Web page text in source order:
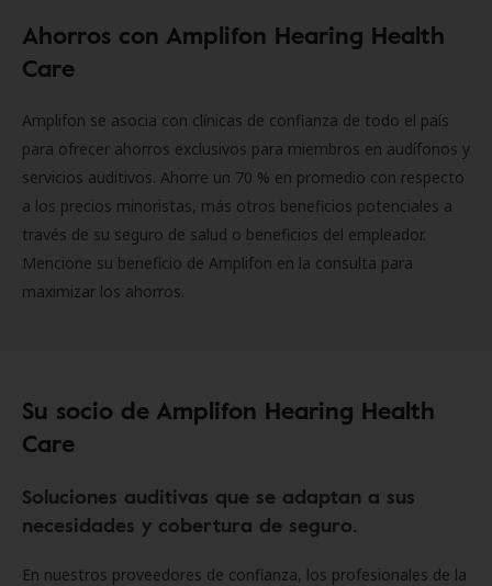
Ahorros con Amplifon Hearing Health
Care
Amplifon se asocia con clínicas de confianza de todo el país
para ofrecer ahorros exclusivos para miembros en audífonos y
servicios auditivos. Ahorre un 70 % en promedio con respecto
a los precios minoristas, más otros beneficios potenciales a
través de su seguro de salud o beneficios del empleador.
Mencione su beneficio de Amplifon en la consulta para
maximizar los ahorros.
Su socio de Amplifon Hearing Health
Care
Soluciones auditivas que se adaptan a sus
necesidades y cobertura de seguro.
En nuestros proveedores de confianza, los profesionales de la